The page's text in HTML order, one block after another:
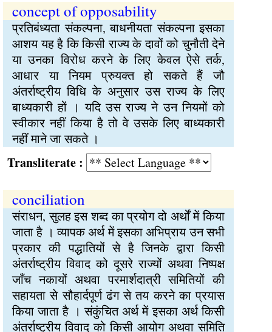
concept of opposability
प्रतिबंध्यता संकल्पना, बाधनीयता संकल्पना इसका
आशय यह है कि किसी राज्य के दावों को चुनौती देने
या उनका विरोध करने के लिए केवल ऐसे तर्क,
आधार या नियम प्रुयक्त हो सकते हैं जौ
अंतर्राष्ट्रीय विधि के अनुसार उस राज्य के लिए
बाध्यकारी हों । यदि उस राज्य ने उन नियमों को
स्वीकार नहीं किया है तो वे उसके लिए बाध्यकारी
नहीं माने जा सकते ।
:
conciliation
संराधन, सुलह इस शब्द का प्रयोग दो अर्थों में किया
जाता है । व्यापक अर्थ में इसका अभिप्राय उन सभी
प्रकार की पद्धातियों से है जिनके द्वारा किसी
अंतर्राष्ट्रीय विवाद को दूसरे राज्यों अथवा निष्पक्ष
जाँच नकायों अथवा परमार्शदात्री समितियों की
सहायता से सौहार्दपूर्ण ढंग से तय करने का प्रयास
किया जाता है । संकुंचित अर्थ में इसका अर्थ किसी
अंतर्राष्ट्रीय विवाद को किसी आयोग अथवा समिति